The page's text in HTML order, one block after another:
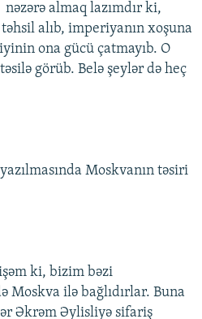
nəzərə almaq lazımdır ki,
alıb, imperiyanın xoşuna
ona gücü çatmayıb. O
görüb. Belə şeylər də heç
Moskvanın təsiri
ki, bizim bəzi
Moskva ilə bağlıdırlar. Buna
Əkrəm Əylisliyə sifariş